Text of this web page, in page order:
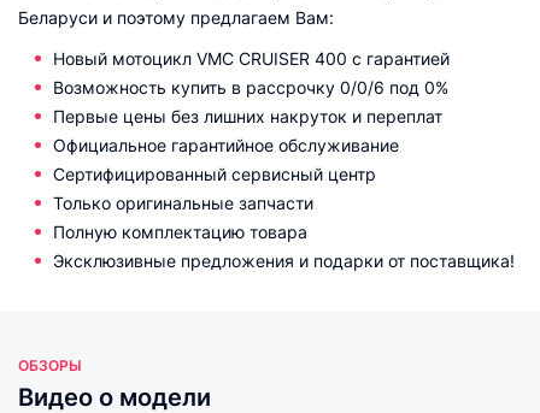
Беларуси и поэтому предлагаем Вам:
Новый мотоцикл VMC CRUISER 400 с гарантией
Возможность купить в рассрочку 0/0/6 под 0%
Первые цены без лишних накруток и переплат
Официальное гарантийное обслуживание
Сертифицированный сервисный центр
Только оригинальные запчасти
Полную комплектацию товара
Эксклюзивные предложения и подарки от поставщика!
ОБЗОРЫ
Видео о модели